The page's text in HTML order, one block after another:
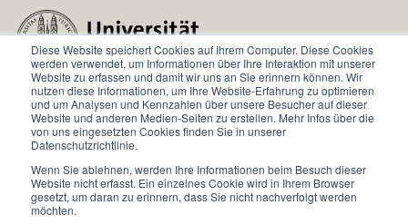
Diese Website speichert Cookies auf Ihrem Computer. Diese Cookies
werden verwendet, um Informationen über Ihre Interaktion mit unserer
Website zu erfassen und damit wir uns an Sie erinnern können. Wir
nutzen diese Informationen, um Ihre Website-Erfahrung zu optimieren
und um Analysen und Kennzahlen über unsere Besucher auf dieser
Website und anderen Medien-Seiten zu erstellen. Mehr Infos über die
von uns eingesetzten Cookies finden Sie in unserer
Datenschutzrichtlinie.
Wenn Sie ablehnen, werden Ihre Informationen beim Besuch dieser
Website nicht erfasst. Ein einzelnes Cookie wird in Ihrem Browser
gesetzt, um daran zu erinnern, dass Sie nicht nachverfolgt werden
möchten.
Universität Zurich
Zentrum für Reisemedizin
Hirschengraben 84
8001 Zürich